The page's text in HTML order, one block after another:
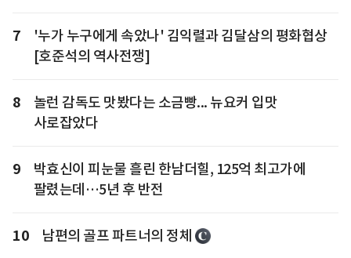
7
'누가 누구에게 속았나' 김익렬과 김달삼의 평화협상
[호준석의 역사전쟁]
8
놀런 감독도 맛봤다는 소금빵... 뉴요커 입맛
사로잡았다
9
박효신이 피눈물 흘린 한남더힐, 125억 최고가에
팔렸는데…5년 후 반전
10 남편의 골프 파트너의 정체